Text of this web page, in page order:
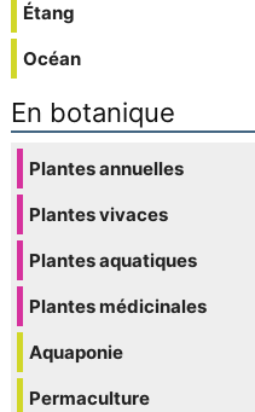
Étang
Océan
En botanique
Plantes annuelles
Plantes vivaces
Plantes aquatiques
Plantes médicinales
Aquaponie
Permaculture